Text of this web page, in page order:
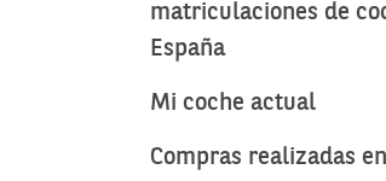
matriculaciones de
España
Mi coche actual
Compras realizadas